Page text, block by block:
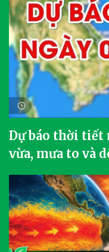
Dự báo thời tiết
vừa, mưa to và